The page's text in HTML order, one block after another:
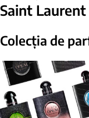
Saint Laurent
Colecția de